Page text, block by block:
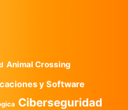
Animal Crossing
y Software
Ciberseguridad